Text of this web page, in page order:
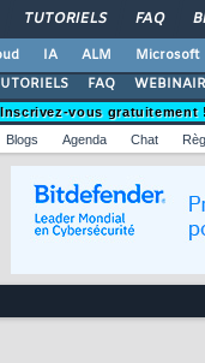
TUTORIELS FAQ
IA ALM Microsoft
FAQ
Inscrivez-vous gratuitement
Blogs Agenda Chat